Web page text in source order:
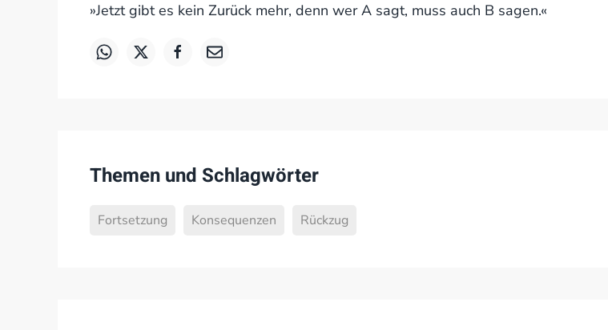
»Jetzt gibt es kein Zurück mehr, denn wer A sagt, muss auch B sagen.«
Themen und Schlagwörter
Fortsetzung Konsequenzen Rückzug